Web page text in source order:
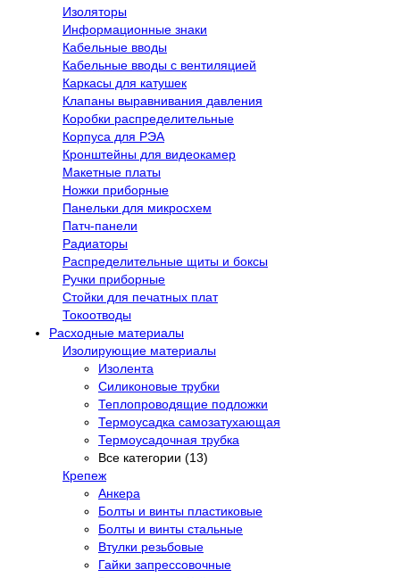
Изоляторы
Информационные знаки
Кабельные вводы
Кабельные вводы с вентиляцией
Каркасы для катушек
Клапаны выравнивания давления
Коробки распределительные
Корпуса для РЭА
Кронштейны для видеокамер
Макетные платы
Ножки приборные
Панельки для микросхем
Патч-панели
Радиаторы
Распределительные щиты и боксы
Ручки приборные
Стойки для печатных плат
Токоотводы
Расходные материалы
Изолирующие материалы
Изолента
Силиконовые трубки
Теплопроводящие подложки
Термоусадка самозатухающая
Термоусадочная трубка
Все категории (13)
Крепеж
Анкера
Болты и винты пластиковые
Болты и винты стальные
Втулки резьбовые
Гайки запрессовочные